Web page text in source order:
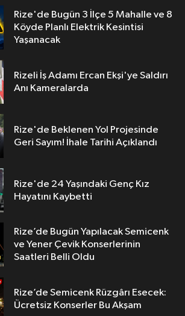
Rize'de Bugün 3 İlçe 5 Mahalle ve 8
Köyde Planlı Elektrik Kesintisi
Yaşanacak
Rizeli İş Adamı Ercan Ekşi'ye Saldırı
Anı Kameralarda
Rize'de Beklenen Yol Projesinde
Geri Sayım! İhale Tarihi Açıklandı
Rize'de 24 Yaşındaki Genç Kız
Hayatını Kaybetti
Rize’de Bugün Yapılacak Semicenk
ve Yener Çevik Konserlerinin
Saatleri Belli Oldu
Rize’de Semicenk Rüzgârı Esecek:
Ücretsiz Konserler Bu Akşam